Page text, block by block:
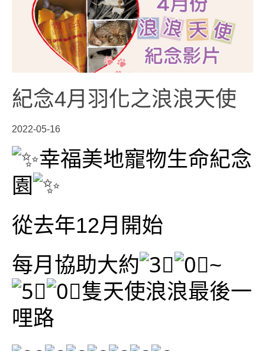
紀念4月羽化之浪浪天使
2022-05-16
幸福美地寵物生命紀念
園
從去年12月開始
每月協助大約
~
隻天使浪浪最後一
哩路